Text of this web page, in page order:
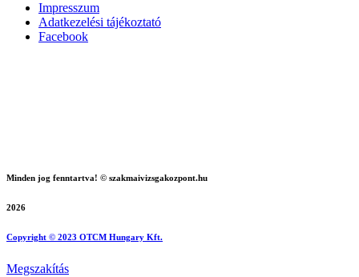
Impresszum
Adatkezelési tájékoztató
Facebook
Minden jog fenntartva! © szakmaivizsgakozpont.hu
2026
Copyright © 2023 OTCM Hungary Kft.
Megszakítás